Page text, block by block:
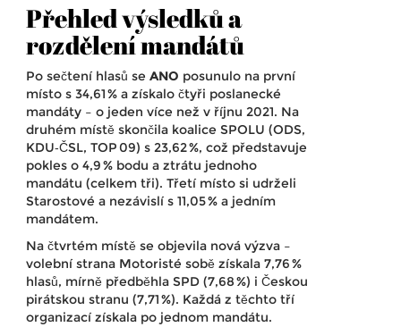
Přehled výsledků a
rozdělení mandátů
Po sečtení hlasů se ANO posunulo na první
místo s 34,61 % a získalo čtyři poslanecké
mandáty – o jeden více než v říjnu 2021. Na
druhém místě skončila koalice SPOLU (ODS,
KDU‑ČSL, TOP 09) s 23,62 %, což představuje
pokles o 4,9 % bodu a ztrátu jednoho
mandátu (celkem tři). Třetí místo si udrželi
Starostové a nezávislí s 11,05 % a jedním
mandátem.
Na čtvrtém místě se objevila nová výzva –
volební strana Motoristé sobě získala 7,76 %
hlasů, mírně předběhla SPD (7,68 %) i Českou
pirátskou stranu (7,71 %). Každá z těchto tří
organizací získala po jednom mandátu.